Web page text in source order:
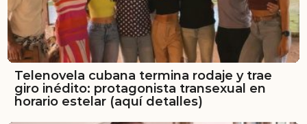
Telenovela cubana termina rodaje y trae
giro inédito: protagonista transexual en
horario estelar (aquí detalles)